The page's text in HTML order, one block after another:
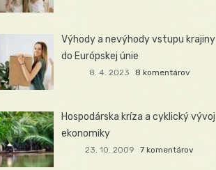
Výhody a nevýhody vstupu krajiny
do Európskej únie
8. 4. 2023 8 komentárov
Hospodárska kríza a cyklický vývoj
ekonomiky
23. 10. 2009 7 komentárov